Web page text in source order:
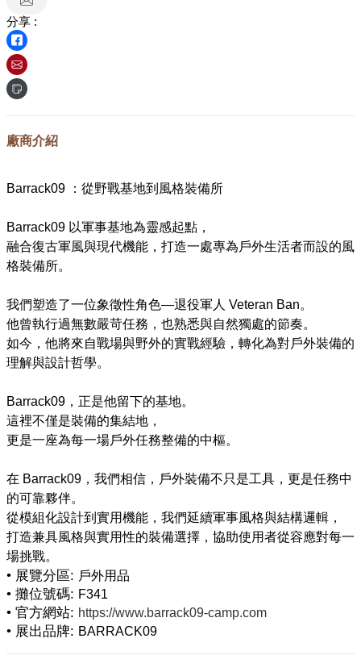
分享 :
廠商介紹
Barrack09 ：從野戰基地到風格裝備所
Barrack09 以軍事基地為靈感起點，
融合復古軍風與現代機能，打造一處專為戶外生活者而設的風
格裝備所。
我們塑造了一位象徵性角色—退役軍人 Veteran Ban。
他曾執行過無數嚴苛任務，也熟悉與自然獨處的節奏。
如今，他將來自戰場與野外的實戰經驗，轉化為對戶外裝備的
理解與設計哲學。
Barrack09，正是他留下的基地。
這裡不僅是裝備的集結地，
更是一座為每一場戶外任務整備的中樞。
在 Barrack09，我們相信，戶外裝備不只是工具，更是任務中
的可靠夥伴。
從模組化設計到實用機能，我們延續軍事風格與結構邏輯，
打造兼具風格與實用性的裝備選擇，協助使用者從容應對每一
• 展覽分區: 戶外用品
• 攤位號碼: F341
• 官方網站: https://www.barrack09-camp.com
• 展出品牌: BARRACK09